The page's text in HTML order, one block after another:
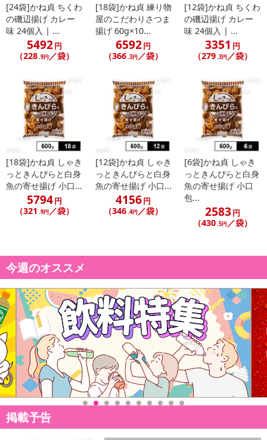
休業日
その他共通および商品カテゴリー別注意事項（※必ずご確認くだ
さい）
こちらの情報は 2026-07-09 14:13:35.0 での情報となります。
[24袋]かね貞 ちくわ
の磯辺揚げ カレー
味 24個入 | ...
5492円
（228.9円／袋）
[18袋]かね貞 練り物
屋のこだわりさつま
揚げ 60g×10...
6592円
（366.3円 ／袋）
[12袋]かね貞 ちくわ
の磯辺揚げ カレー
味 24個入 | ...
3351 円
（279.3円 ／袋）
[18袋]かね貞 しゃき
っときんぴらと白身
魚の寄せ揚げ 小口...
5794円
（321 .9円／袋）
[12袋]かね貞 しゃき
っときんぴらと白身
魚の寄せ揚げ 小口...
4156円
（346.4円／袋）
[6袋]かね貞 しゃき
っときんぴらと白身
魚の寄せ揚げ 小口
包...
2583円
（430.5円／袋）
今週のオススメ
掲載予告